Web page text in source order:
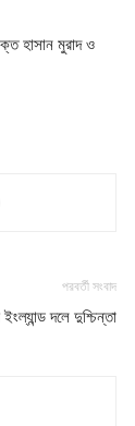
হাসান মুরাদ ও
পরবর্তী সংবাদ
দলে দুশ্চিন্তা